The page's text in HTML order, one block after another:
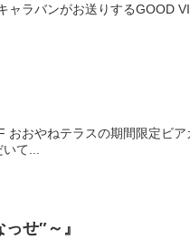
ラバンがお送りするGOOD
おやねテラスの期間限定ビ
て...
せ″～』